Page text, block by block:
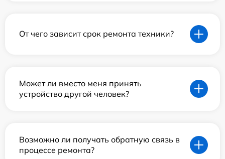
От чего зависит срок ремонта техники?
Может ли вместо меня принять
устройство другой человек?
Возможно ли получать обратную связь в
процессе ремонта?